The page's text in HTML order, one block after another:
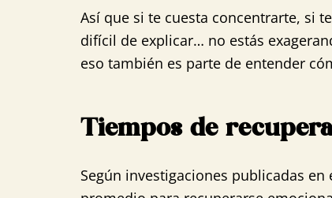
Así que si te cuesta concentrarte, si
difícil de explicar… no estás
eso también es parte de entender
Tiempos de
Según investigaciones publicadas en